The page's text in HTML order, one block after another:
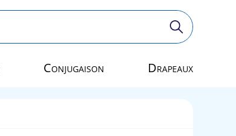
Conjugaison Drapeaux